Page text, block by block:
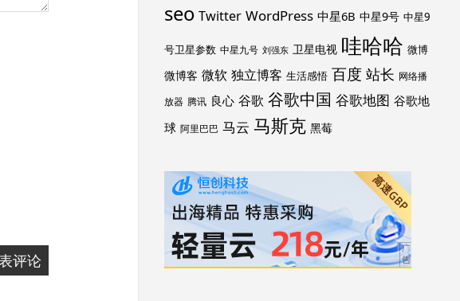
seo Twitter WordPress 中星6B 中星9号 中星9
号卫星参数 中星九号 刘强东 卫星电视 哇哈哈 微博
微博客 微软 独立博客 生活感悟 百度 站长 网络播
放器 腾讯 良心 谷歌 谷歌中国 谷歌地图 谷歌地
球 阿里巴巴 马云 马斯克 黑莓